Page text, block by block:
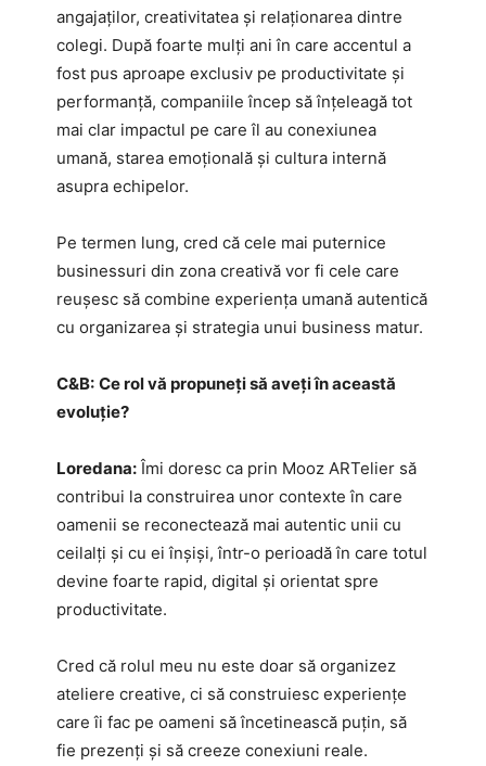
angajaților, creativitatea și relaționarea dintre
colegi. După foarte mulți ani în care accentul a
fost pus aproape exclusiv pe productivitate și
performanță, companiile încep să înțeleagă tot
mai clar impactul pe care îl au conexiunea
umană, starea emoțională și cultura internă
asupra echipelor.
Pe termen lung, cred că cele mai puternice
businessuri din zona creativă vor fi cele care
reușesc să combine experiența umană autentică
cu organizarea și strategia unui business matur.
C&B: Ce rol vă propuneți să aveți în această
evoluție?
Loredana: Îmi doresc ca prin Mooz ARTelier să
contribui la construirea unor contexte în care
oamenii se reconectează mai autentic unii cu
ceilalți și cu ei înșiși, într-o perioadă în care totul
devine foarte rapid, digital și orientat spre
productivitate.
Cred că rolul meu nu este doar să organizez
ateliere creative, ci să construiesc experiențe
care îi fac pe oameni să încetinească puțin, să
fie prezenți și să creeze conexiuni reale.